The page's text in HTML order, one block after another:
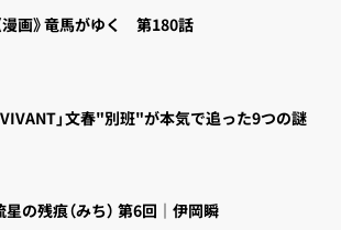
漫画》竜馬がゆく 第180話
VIVANT」文春"別班"が本気で追った9つの謎
星の残痕（みち） 第6回｜伊岡瞬